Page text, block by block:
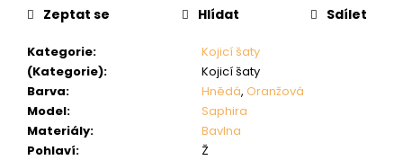
Kategorie:
Kojicí šaty
(Kategorie):
Kojicí šaty
Barva: Hnědá, Oranžová
Model:
Saphira
Materiály:
Bavlna
Pohlaví:
Ž
Zeptat se Hlídat Sdílet